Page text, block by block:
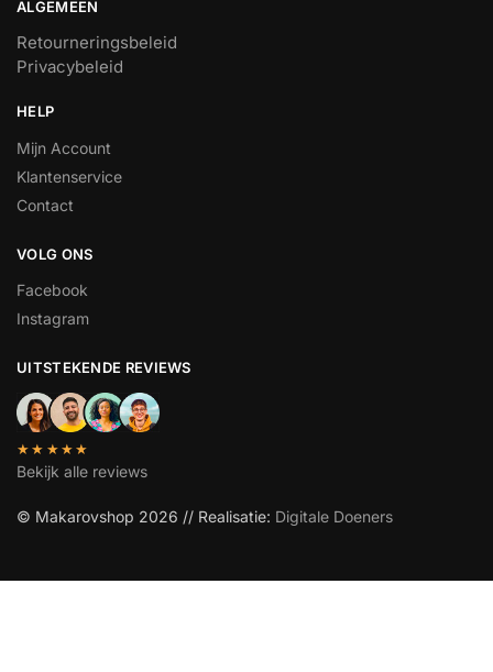
ALGEMEEN
Retourneringsbeleid
Privacybeleid
HELP
Mijn Account
Klantenservice
Contact
VOLG ONS
Facebook
Instagram
UITSTEKENDE REVIEWS
★★★★★
Bekijk alle reviews
© Makarovshop 2026 // Realisatie: Digitale Doeners